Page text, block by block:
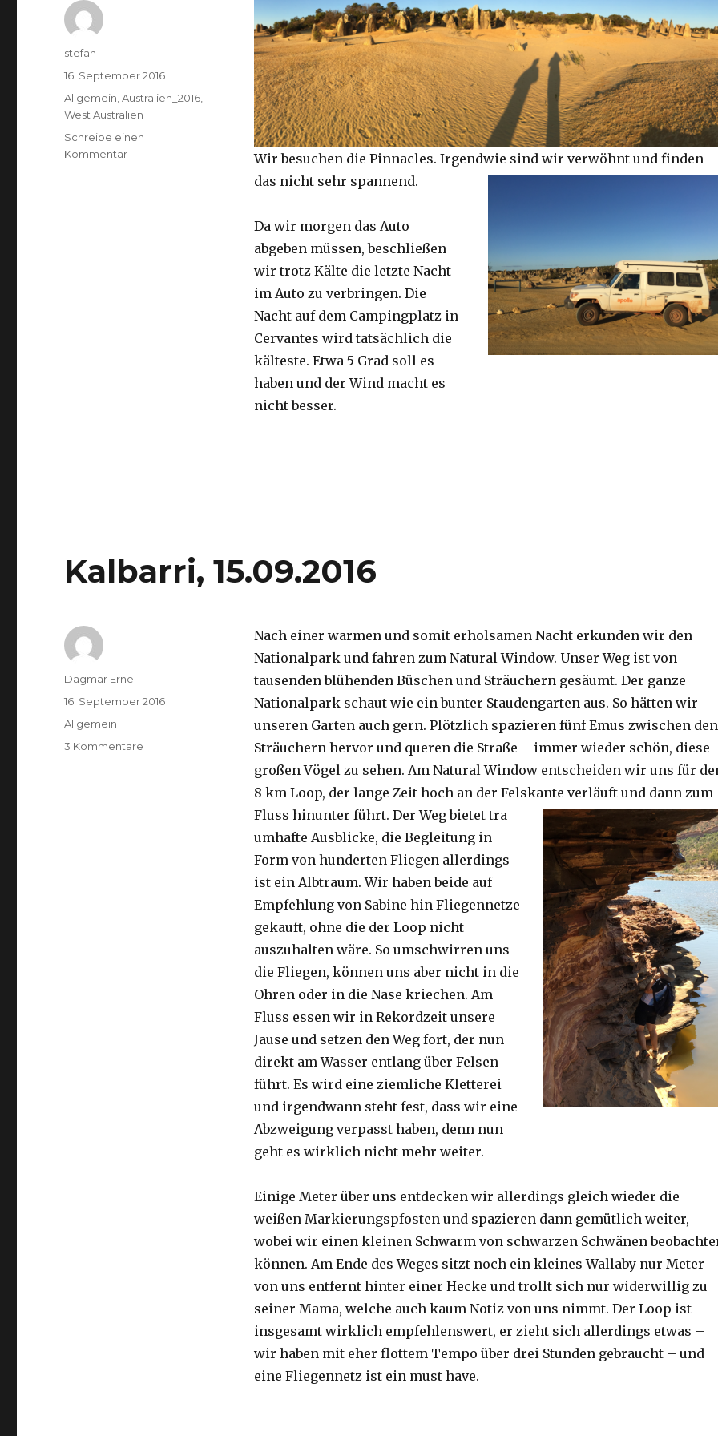
Wir besuchen die Pinnacles. Irgendwie sind wir verwöhnt und finden
das nicht sehr spannend.
Da wir morgen das Auto
abgeben müssen, beschließen
wir trotz Kälte die letzte Nacht
im Auto zu verbringen. Die
Nacht auf dem Campingplatz in
Cervantes wird tatsächlich die
kälteste. Etwa 5 Grad soll es
haben und der Wind macht es
nicht besser.
Autor
stefan
Veröffentlicht
am
16. September 2016
Kategorien
Allgemein,Australien_2016,
West Australien
Schreibe einen
Kommentarzu
Kalbarri, 15.09.2016
Nach einer warmen und somit erholsamen Nacht erkunden wir den
Nationalpark und fahren zum Natural Window. Unser Weg ist von
tausenden blühenden Büschen und Sträuchern gesäumt. Der ganze
Nationalpark schaut wie ein bunter Staudengarten aus. So hätten wir
unseren Garten auch gern. Plötzlich spazieren fünf Emus zwischen den
Sträuchern hervor und queren die Straße – immer wieder schön, diese
großen Vögel zu sehen. Am Natural Window entscheiden wir uns für
8 km Loop, der lange Zeit hoch an der Felskante verläuft und dann zum
Fluss hinunter führt. Der Weg bietet tra
umhafte Ausblicke, die Begleitung in
Form von hunderten Fliegen allerdings
ist ein Albtraum. Wir haben beide auf
Empfehlung von Sabine hin Fliegennetze
gekauft, ohne die der Loop nicht
auszuhalten wäre. So umschwirren uns
die Fliegen, können uns aber nicht in die
Ohren oder in die Nase kriechen. Am
Fluss essen wir in Rekordzeit unsere
Jause und setzen den Weg fort, der nun
direkt am Wasser entlang über Felsen
führt. Es wird eine ziemliche Kletterei
und irgendwann steht fest, dass wir eine
Abzweigung verpasst haben, denn nun
geht es wirklich nicht mehr weiter.
Einige Meter über uns entdecken wir allerdings gleich wieder die
weißen Markierungspfosten und spazieren dann gemütlich weiter,
wobei wir einen kleinen Schwarm von schwarzen Schwänen
können. Am Ende des Weges sitzt noch ein kleines Wallaby nur Meter
von uns entfernt hinter einer Hecke und trollt sich nur widerwillig zu
seiner Mama, welche auch kaum Notiz von uns nimmt. Der Loop ist
insgesamt wirklich empfehlenswert, er zieht sich allerdings etwas –
wir haben mit eher flottem Tempo über drei Stunden gebraucht – und
eine Fliegennetz ist ein must have.
Autor
Dagmar Erne
Veröffentlicht
am
16. September 2016
Kategorien
Allgemein
3 Kommentare